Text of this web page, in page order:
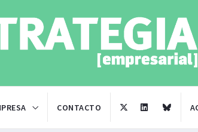
CONTACTO